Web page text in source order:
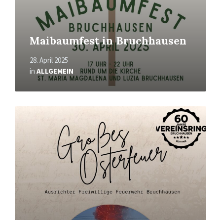
Maibaumfest in Bruchhausen
28. April 2025
in ALLGEMEIN
Mehr